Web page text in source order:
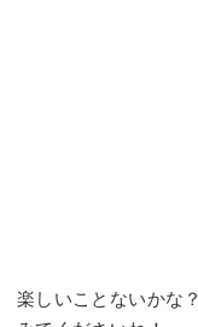
楽しいことないかな